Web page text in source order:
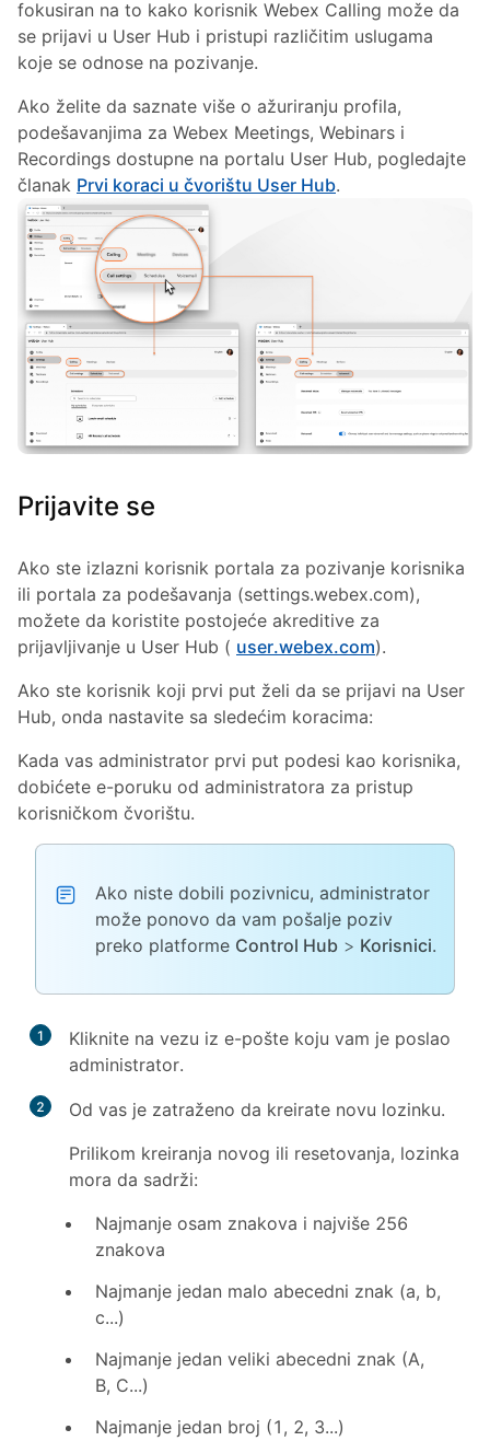
fokusiran na to kako korisnik Webex Calling može da
se prijavi u User Hub i pristupi različitim uslugama
koje se odnose na pozivanje.
Ako želite da saznate više o ažuriranju profila,
podešavanjima za Webex Meetings, Webinars i
Recordings dostupne na portalu User Hub, pogledajte
članak Prvi koraci u čvorištu User Hub.
Prijavite se
Ako ste izlazni korisnik portala za pozivanje korisnika
ili portala za podešavanja (settings.webex.com),
možete da koristite postojeće akreditive za
prijavljivanje u User Hub ( user.webex.com).
Ako ste korisnik koji prvi put želi da se prijavi na User
Hub, onda nastavite sa sledećim koracima:
Kada vas administrator prvi put podesi kao korisnika,
dobićete e-poruku od administratora za pristup
korisničkom čvorištu.
Ako niste dobili pozivnicu, administrator
može ponovo da vam pošalje poziv
preko platforme Control Hub > Korisnici.
1
Kliknite na vezu iz e-pošte koju vam je poslao
administrator.
2
Od vas je zatraženo da kreirate novu lozinku.
Prilikom kreiranja novog ili resetovanja, lozinka
mora da sadrži:
Najmanje osam znakova i najviše 256
znakova
Najmanje jedan malo abecedni znak (a, b,
c...)
Najmanje jedan veliki abecedni znak (A,
B, C...)
Najmanje jedan broj (1, 2, 3...)